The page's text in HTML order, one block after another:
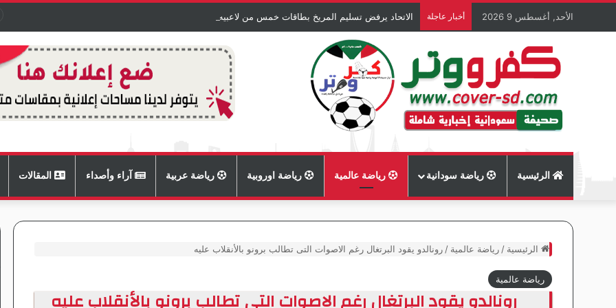
الأحد, أغسطس 9 2026 أخبار عاجلة الاتحاد يرفض تسليم المريخ بطاقات خمس من لاعبيه
الرئيسية رياضة سودانية رياضة عالمية رياضة اوروبية رياضة عربية آراء وأصداء المقالات
الرئيسية / رياضة عالمية / رونالدو يقود البرتغال رغم الاصوات التى تطالب برونو بالأنقلاب عليه
رياضة عالمية
رونالدو يقود البرتغال رغم الاصوات التى تطالب برونو بالأنقلاب عليه